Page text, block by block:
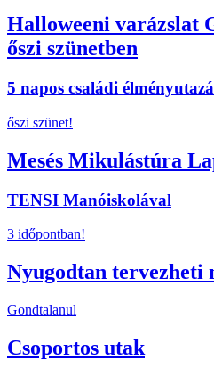
Halloweeni varázslat
őszi szünetben
5 napos családi
őszi szünet!
Mesés Mikulástúra
TENSI Manóiskolával
3 időpontban!
Nyugodtan tervezheti
Gondtalanul
Csoportos utak